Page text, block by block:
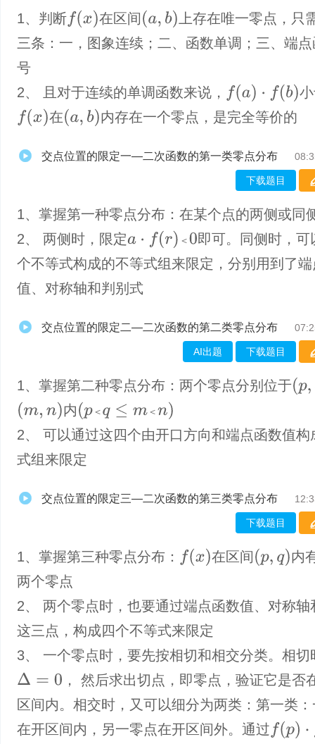
1、判断 (x) 在区间 (a,b
上存在唯一零点，只
三条：一，图象连续；二、函数单调；三、端
号
2、 且对于连续的单调函数来说，
(a)·f(b
(x) 在(a,b 内存在一个零点，是完全等价的
交点位置的限定一—二次函数的第一类零点分布
下载题目
1、掌握第一种零点分布：在某个点的两侧或同
2、 两侧时，限定
＜
a⋅ r ＜0
即可。同侧时，可
个不等式构成的不等式组来限定，分别用到了
值、对称轴和判别式
交点位置的限定二—二次函数的第二类零点分布
AI出题 下载题目
1、​掌握第二种零点分布：两个零点分别位于(p,q
(m,n 内 ＜ ＜
(p＜ ≤m ＜n )
2、 可以通过这四个由开口方向和端点函数值构
式组来限定
交点位置的限定三—二次函数的第三类零点分布
下载题目
1、掌握第三种零点分布： (x) 在区间 (p,q
内
两个零点
2、 两个零点时，也要通过端点函数值、对称轴
这三点，构成四个不等式来限定
3、 一个零点时，要先按相切和相交分类。相切
Δ=
， 然后求出切点，即零点，验证它是否
区间内。相交时，又可以细分为两类：第一类
在开区间内，另一零点在开区间外。通过 (p)⋅f(q ＜